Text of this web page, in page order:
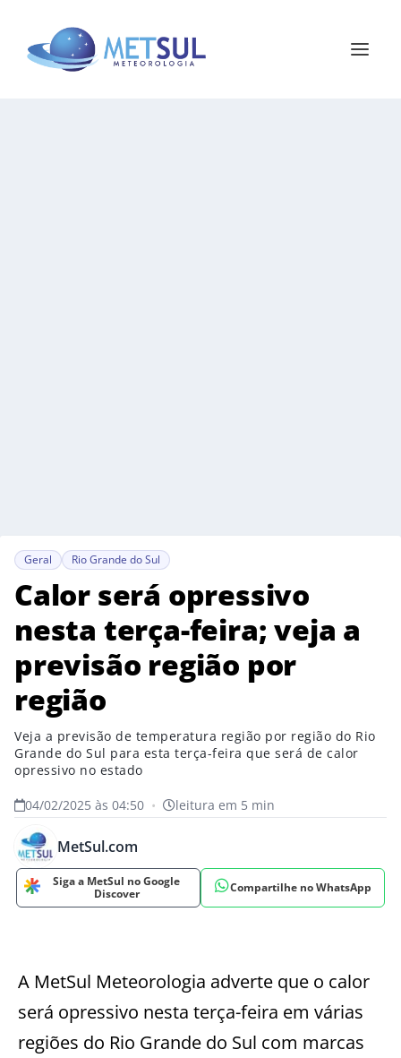
Geral Rio Grande do Sul
Calor será opressivo
nesta terça-feira; veja a
previsão região por
região
Veja a previsão de temperatura região por região do Rio
Grande do Sul para esta terça-feira que será de calor
opressivo no estado
04/02/2025 às 04:50 • leitura em 5 min
MetSul.com
Siga a MetSul no Google
Discover
Compartilhe no WhatsApp
A MetSul Meteorologia adverte que o calor
será opressivo nesta terça-feira em várias
regiões do Rio Grande do Sul com marcas